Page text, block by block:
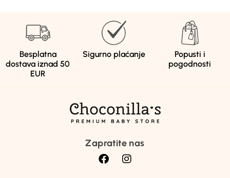
Besplatna
dostava iznad 50
EUR
Sigurno plaćanje
Popusti i
pogodnosti
Zapratite nas